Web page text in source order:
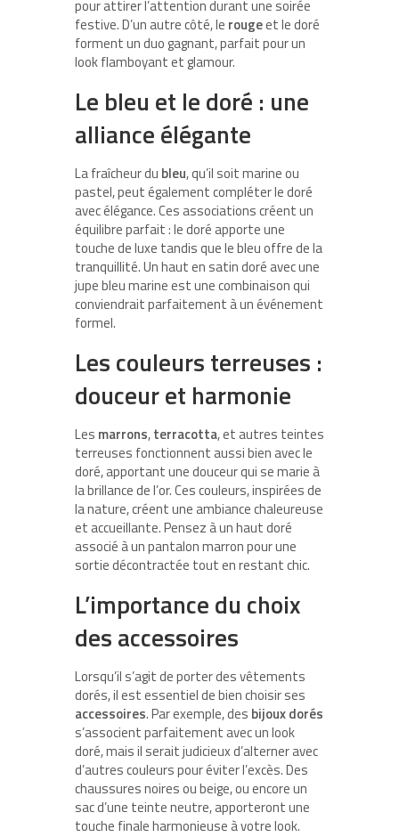
pour attirer l’attention durant une soirée
festive. D’un autre côté, le rougeet le doré
forment un duo gagnant, parfait pour un
look flamboyant et glamour.
Le bleu et le doré : une
alliance élégante
La fraîcheur du bleu, qu’il soit marine ou
pastel, peut également compléter le doré
avec élégance. Ces associations créent un
équilibre parfait : le doré apporte une
touche de luxe tandis que le bleu offre de la
tranquillité. Un haut en satin doré avec une
jupe bleu marine est une combinaison qui
conviendrait parfaitement à un événement
formel.
Les couleurs terreuses :
douceur et harmonie
Les marrons,terracotta, et autres teintes
terreuses fonctionnent aussi bien avec le
doré, apportant une douceur qui se marie à
la brillance de l’or. Ces couleurs, inspirées de
la nature, créent une ambiance chaleureuse
et accueillante. Pensez à un haut doré
associé à un pantalon marron pour une
sortie décontractée tout en restant chic.
L’importance du choix
des accessoires
Lorsqu’il s’agit de porter des vêtements
dorés, il est essentiel de bien choisir ses
accessoires. Par exemple, des bijoux dorés
s’associent parfaitement avec un look
doré, mais il serait judicieux d’alterner avec
d’autres couleurs pour éviter l’excès. Des
chaussures noires ou beige, ou encore un
sac d’une teinte neutre, apporteront une
touche finale harmonieuse à votre look.